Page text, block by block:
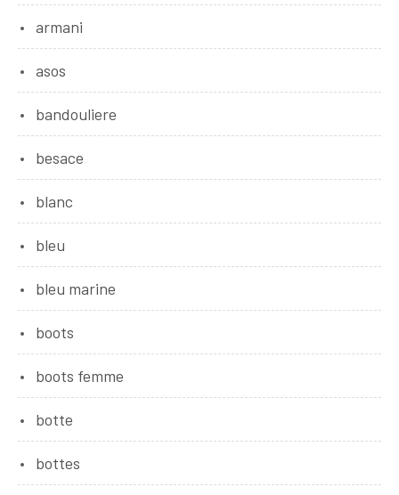
armani
asos
bandouliere
besace
blanc
bleu
bleu marine
boots
boots femme
botte
bottes